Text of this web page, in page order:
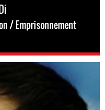
/ Emprisonnement